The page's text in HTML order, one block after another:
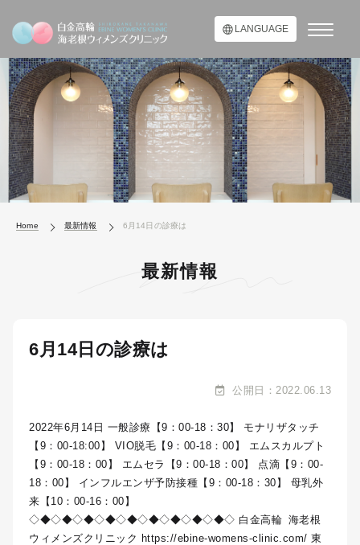
LANGUAGE
Home 最新情報 6月14日の診療は
最新情報
6月14日の診療は
公開日：2022.06.13
2022年6月14日 一般診療【9：00-18：30】 モナリザタッチ
【9：00-18:00】 VIO脱毛【9：00-18：00】 エムスカルプト
【9：00-18：00】 エムセラ【9：00-18：00】 点滴【9：00-
18：00】 インフルエンザ予防接種【9：00-18：30】 母乳外
来【10：00-16：00】
◇◆◇◆◇◆◇◆◇◆◇◆◇◆◇◆◇◆◇ 白金高輪 海老根
ウィメンズクリニック https://ebine-womens-clinic.com/ 東